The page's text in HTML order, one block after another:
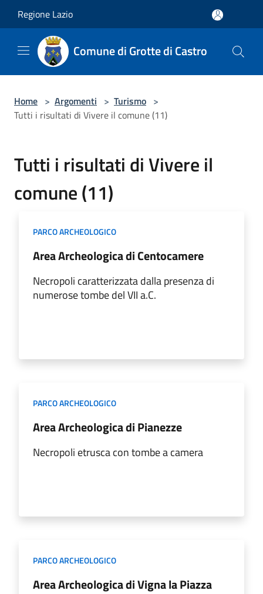
Regione Lazio
Comune di Grotte di Castro
Home > Argomenti > Turismo >
Tutti i risultati di Vivere il comune (11)
Tutti i risultati di Vivere il
comune (11)
PARCO ARCHEOLOGICO
Area Archeologica di Centocamere
Necropoli caratterizzata dalla presenza di
numerose tombe del VII a.C.
PARCO ARCHEOLOGICO
Area Archeologica di Pianezze
Necropoli etrusca con tombe a camera
PARCO ARCHEOLOGICO
Area Archeologica di Vigna la Piazza